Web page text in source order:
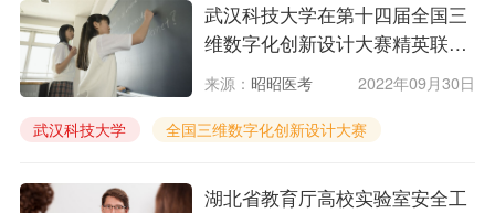
武汉科技大学在第十四届全国三
维数字化创新设计大赛精英联赛
中获省特等奖
来源： 昭昭医考 2022年09月30日
武汉科技大学
全国三维数字化创新设计大赛
湖北省教育厅高校实验室安全工